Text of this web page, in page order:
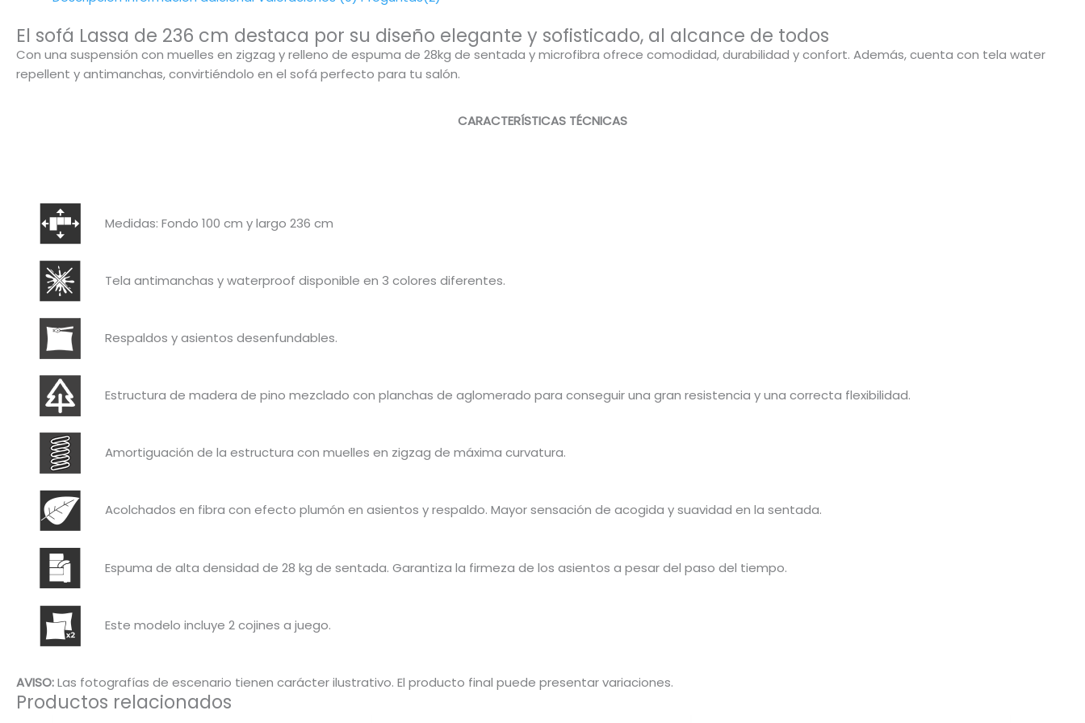
El sofá Lassa de 236 cm destaca por su diseño elegante y sofisticado, al alcance de todos
Con una suspensión con muelles en zigzag y relleno de espuma de 28kg de sentada y microfibra ofrece comodidad, durabilidad y confort. Además, cuenta con tela water
repellent y antimanchas, convirtiéndolo en el sofá perfecto para tu salón.
CARACTERÍSTICAS TÉCNICAS
Medidas: Fondo 100 cm y largo 236 cm
Tela antimanchas y waterproof disponible en 3 colores diferentes.
Respaldos y asientos desenfundables.
Estructura de madera de pino mezclado con planchas de aglomerado para conseguir una gran resistencia y una correcta flexibilidad.
Amortiguación de la estructura con muelles en zigzag de máxima curvatura.
Acolchados en fibra con efecto plumón en asientos y respaldo. Mayor sensación de acogida y suavidad en la sentada.
Espuma de alta densidad de 28 kg de sentada. Garantiza la firmeza de los asientos a pesar del paso del tiempo.
Este modelo incluye 2 cojines a juego.
AVISO:Las fotografías de escenario tienen carácter ilustrativo. El producto final puede presentar variaciones.
Productos relacionados